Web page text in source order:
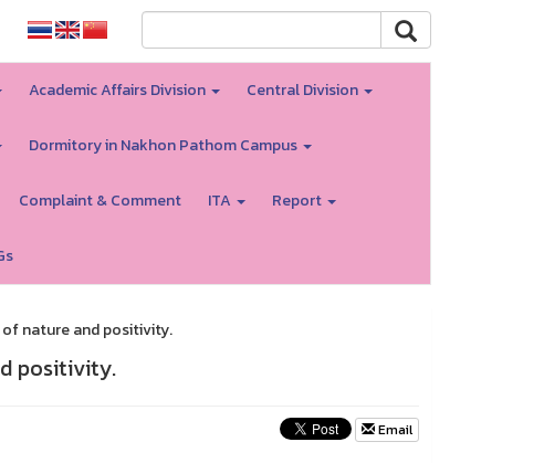
Academic Affairs Division Central Division
Dormitory in Nakhon Pathom Campus
Complaint & Comment ITA Report
nature and positivity.
positivity.
Email